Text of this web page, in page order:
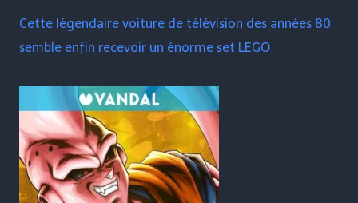
Cette légendaire voiture de télévision des années 80
semble enfin recevoir un énorme set LEGO